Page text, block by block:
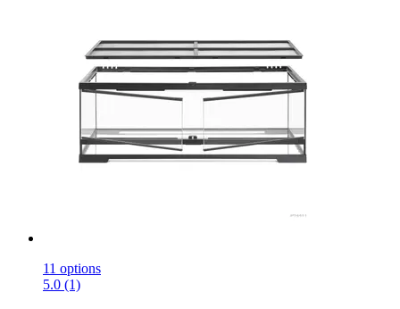
11 options
5.0 (1)